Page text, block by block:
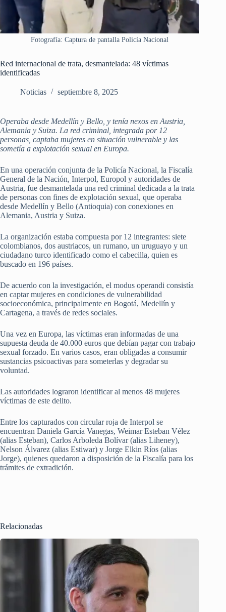
Fotografía: Captura de pantalla Policía Nacional
Red internacional de trata, desmantelada: 48 víctimas
identificadas
Noticias septiembre 8, 2025
Operaba desde Medellín y Bello, y tenía nexos en Austria,
Alemania y Suiza. La red criminal, integrada por 12
personas, captaba mujeres en situación vulnerable y las
sometía a explotación sexual en Europa.
En una operación conjunta de la Policía Nacional, la Fiscalía
General de la Nación, Interpol, Europol y autoridades de
Austria, fue desmantelada una red criminal dedicada a la trata
de personas con fines de explotación sexual, que operaba
desde Medellín y Bello (Antioquia) con conexiones en
Alemania, Austria y Suiza.
La organización estaba compuesta por 12 integrantes: siete
colombianos, dos austriacos, un rumano, un uruguayo y un
ciudadano turco identificado como el cabecilla, quien es
buscado en 196 países.
De acuerdo con la investigación, el modus operandi consistía
en captar mujeres en condiciones de vulnerabilidad
socioeconómica, principalmente en Bogotá, Medellín y
Cartagena, a través de redes sociales.
Una vez en Europa, las víctimas eran informadas de una
supuesta deuda de 40.000 euros que debían pagar con trabajo
sexual forzado. En varios casos, eran obligadas a consumir
sustancias psicoactivas para someterlas y degradar su
voluntad.
Las autoridades lograron identificar al menos 48 mujeres
víctimas de este delito.
Entre los capturados con circular roja de Interpol se
encuentran Daniela García Vanegas, Weimar Esteban Vélez
(alias Esteban), Carlos Arboleda Bolívar (alias Liheney),
Nelson Álvarez (alias Estiwar) y Jorge Elkin Ríos (alias
Jorge), quienes quedaron a disposición de la Fiscalía para los
trámites de extradición.
Relacionadas